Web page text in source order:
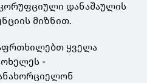
კორუფციული დანაშაულის
მიზნით.
ყველა
-